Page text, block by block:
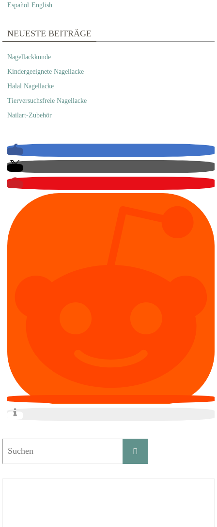
Español English
NEUESTE BEITRÄGE
Nagellackkunde
Kindergeeignete Nagellacke
Halal Nagellacke
Tierversuchsfreie Nagellacke
Nailart-Zubehör